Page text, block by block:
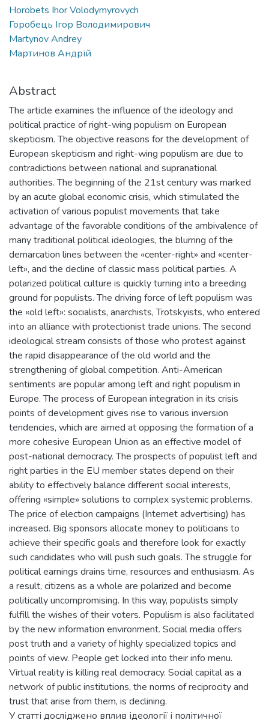
Horobets Ihor Volodymyrovych
Горобець Ігор Володимирович
Martynov Andrey
Мартинов Андрій
Abstract
The article examines the influence of the ideology and
political practice of right-wing populism on European
skepticism. The objective reasons for the development of
European skepticism and right-wing populism are due to
contradictions between national and supranational
authorities. The beginning of the 21st century was marked
by an acute global economic crisis, which stimulated the
activation of various populist movements that take
advantage of the favorable conditions of the ambivalence of
many traditional political ideologies, the blurring of the
demarcation lines between the «center-right» and «center-
left», and the decline of classic mass political parties. A
polarized political culture is quickly turning into a breeding
ground for populists. The driving force of left populism was
the «old left»: socialists, anarchists, Trotskyists, who entered
into an alliance with protectionist trade unions. The second
ideological stream consists of those who protest against
the rapid disappearance of the old world and the
strengthening of global competition. Anti-American
sentiments are popular among left and right populism in
Europe. The process of European integration in its crisis
points of development gives rise to various inversion
tendencies, which are aimed at opposing the formation of a
more cohesive European Union as an effective model of
post-national democracy. The prospects of populist left and
right parties in the EU member states depend on their
ability to effectively balance different social interests,
offering «simple» solutions to complex systemic problems.
The price of election campaigns (Internet advertising) has
increased. Big sponsors allocate money to politicians to
achieve their specific goals and therefore look for exactly
such candidates who will push such goals. The struggle for
political earnings drains time, resources and enthusiasm. As
a result, citizens as a whole are polarized and become
politically uncompromising. In this way, populists simply
fulfill the wishes of their voters. Populism is also facilitated
by the new information environment. Social media offers
post truth and a variety of highly specialized topics and
points of view. People get locked into their info menu.
Virtual reality is killing real democracy. Social capital as a
network of public institutions, the norms of reciprocity and
trust that arise from them, is declining.
У статті досліджено вплив ідеології і політичної